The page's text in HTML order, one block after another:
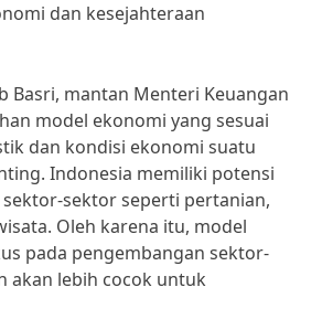
dan kesejahteraan
Basri, mantan Menteri Keuangan
model ekonomi yang sesuai
dan kondisi ekonomi suatu
Indonesia memiliki potensi
sektor seperti pertanian,
Oleh karena itu, model
pada pengembangan sektor-
akan lebih cocok untuk